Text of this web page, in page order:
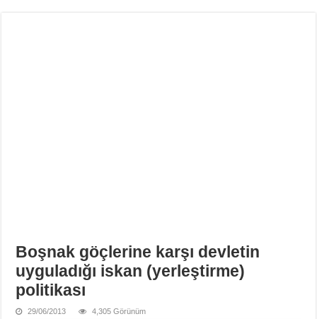
Boşnak göçlerine karşı devletin
uyguladığı iskan (yerleştirme)
politikası
29/06/2013 4,305 Görünüm